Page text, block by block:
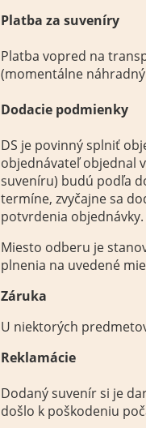
Platba za suveníry
Platba vopred na
(momentálne
Dodacie podmienky
DS je povinný splniť
objednávateľ objednal
suveníru) budú podľa
termíne, zvyčajne sa
potvrdenia objednávky.
Miesto odberu je
plnenia na uvedené
Záruka
U niektorých
Reklamácie
Dodaný suvenír si je
došlo k poškodeniu